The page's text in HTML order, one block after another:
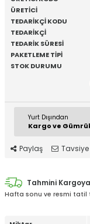
ÜRETİCİ
TEDARİKÇİ KODU
TEDARİKÇİ
TEDARİK SÜRESİ
PAKETLEME TİPİ
STOK DURUMU
Yurt Dışından
Kargo ve
Paylaş Tavsiye
Tahmini
Hafta sonu ve resmi tatil